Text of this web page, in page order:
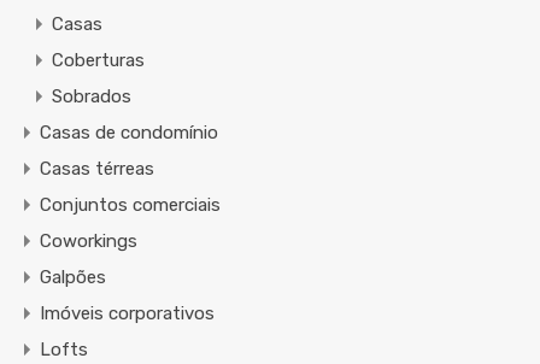
Casas
Coberturas
Sobrados
Casas de condomínio
Casas térreas
Conjuntos comerciais
Coworkings
Galpões
Imóveis corporativos
Lofts